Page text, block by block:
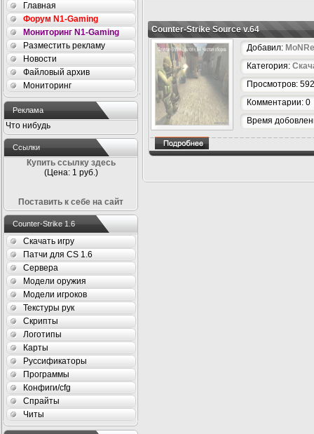
Главная
Форум N1-Gaming
Мониторинг N1-Gaming
Разместить рекламу
Новости
Файловый архив
Мониторинг
Реклама
Что нибудь
Ссылки
Купить ссылку здесь
(Цена: 1 руб.)
Поставить к себе на сайт
Counter-Strike 1.6
Скачать игру
Патчи для CS 1.6
Сервера
Модели оружия
Модели игроков
Текстуры рук
Скрипты
Логотипы
Карты
Руссификаторы
Программы
Конфиги/cfg
Спрайты
Читы
Counter-Strike Source v.64
Добавил:
Категория:
Просмотров:
Комментарии: 0
Время